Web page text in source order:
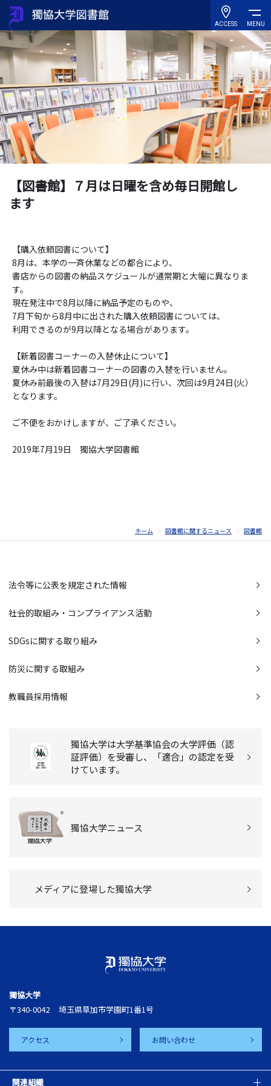
ACCESS MENU
【図書館】７月は日曜を含め毎日開館し
ます
【購入依頼図書について】
8月は、本学の一斉休業などの都合により、
書店からの図書の納品スケジュールが通常期と大幅に異なりま
す。
現在発注中で8月以降に納品予定のものや、
7月下旬から8月中に出された購入依頼図書については、
利用できるのが9月以降となる場合があります。
【新着図書コーナーの入替休止について】
夏休み中は新着図書コーナーの図書の入替を行いません。
夏休み前最後の入替は7月29日(月)に行い、次回は9月24日(火）
となります。
ご不便をおかけしますが、ご了承ください。
2019年7月19日 獨協大学図書館
ホーム 図書館に関するニュース 図書館
法令等に公表を規定された情報
社会的取組み・コンプライアンス活動
SDGsに関する取り組み
防災に関する取組み
教職員採用情報
獨協大学は大学基準協会の大学評価（認
証評価）を受審し、「適合」の認定を受
けています。
獨協大学ニュース
メディアに登場した獨協大学
獨協大学
〒340-0042
埼玉県草加市学園町1番1号
アクセス お問い合わせ
関連組織